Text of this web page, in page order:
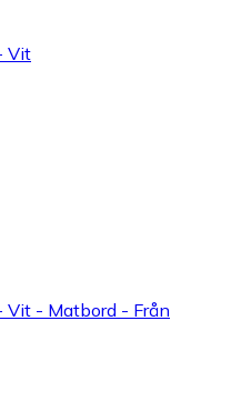
Vit
Vit - Matbord - Från